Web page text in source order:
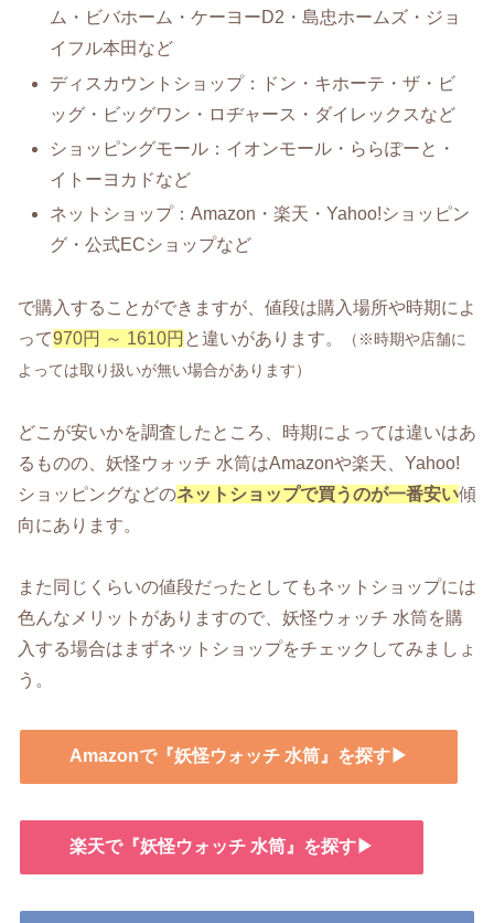
ム・ビバホーム・ケーヨーD2・島忠ホームズ・ジョ
イフル本田など
ディスカウントショップ：ドン・キホーテ・ザ・ビ
ッグ・ビッグワン・ロヂャース・ダイレックスなど
ショッピングモール：イオンモール・ららぽーと・
イトーヨカドなど
ネットショップ：Amazon・楽天・Yahoo!ショッピン
グ・公式ECショップなど
で購入することができますが、値段は購入場所や時期によ
って970円 ～ 1610円 と違いがあります。
（※時期や店舗に
よっては取り扱いが無い場合があります）
どこが安いかを調査したところ、時期によっては違いはあ
るものの、妖怪ウォッチ 水筒はAmazonや楽天、Yahoo!
ショッピングなどのネットショップで買うのが一番安い傾
向にあります。
また同じくらいの値段だったとしてもネットショップには
色んなメリットがありますので、妖怪ウォッチ 水筒を購
入する場合はまずネットショップをチェックしてみましょ
う。
Amazonで『妖怪ウォッチ 水筒』を探す▶
楽天で『妖怪ウォッチ 水筒』を探す▶